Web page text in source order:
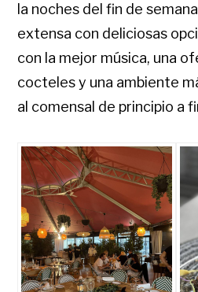
la noches del fin de
extensa con deliciosas
con la mejor música, una
cocteles y una ambiente
al comensal de principio a